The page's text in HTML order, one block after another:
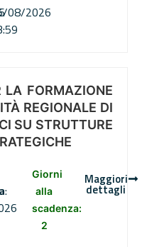
08/2026
LA FORMAZIONE
REGIONALE DI
SU STRUTTURE
:
Giorni
alla
scadenza:
2
Maggiori
dettagli